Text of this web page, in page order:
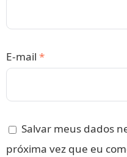
E-mail *
Salvar meus dados
próxima vez que eu